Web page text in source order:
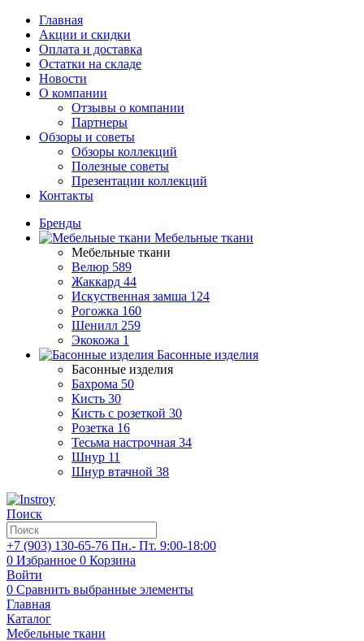
Главная
Акции и скидки
Оплата и доставка
Остатки на складе
Новости
О компании
Отзывы о компании
Партнеры
Обзоры и советы
Обзоры коллекций
Полезные советы
Презентации коллекций
Контакты
Бренды
Мебельные ткани
Мебельные ткани
Велюр 589
Жаккард 44
Искуственная замша 124
Рогожка 160
Шенилл 259
Экокожа 1
Басонные изделия
Басонные изделия
Бахрома 50
Кисть 30
Кисть с розеткой 30
Розетка 16
Тесьма настрочная 34
Шнур 11
Шнур втачной 38
Поиск
+7 (903) 130-65-76 Пн.- Пт. 9:00-18:00
0 Избранное 0 Корзина
Войти
0 Сравнить выбранные элементы
Главная
Каталог
Мебельные ткани